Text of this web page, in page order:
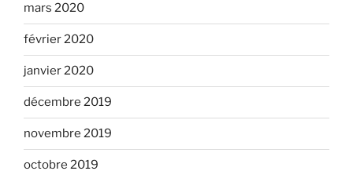
mars 2020
février 2020
janvier 2020
décembre 2019
novembre 2019
octobre 2019